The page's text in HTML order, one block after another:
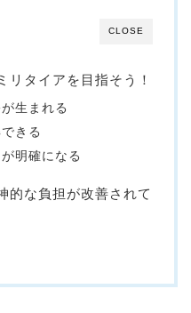
CLOSE
リタイアを目指そう！
生まれる
きる
明確になる
的な負担が改善されて